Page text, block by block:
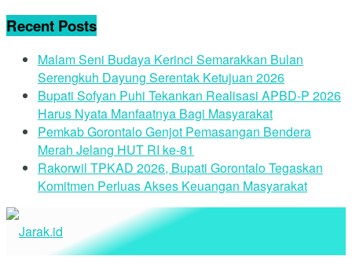
Recent Posts
Malam Seni Budaya Kerinci Semarakkan Bulan
Serengkuh Dayung Serentak Ketujuan 2026
Bupati Sofyan Puhi Tekankan Realisasi APBD-P 2026
Harus Nyata Manfaatnya Bagi Masyarakat
Pemkab Gorontalo Genjot Pemasangan Bendera
Merah Jelang HUT RI ke-81
Rakorwil TPKAD 2026, Bupati Gorontalo Tegaskan
Komitmen Perluas Akses Keuangan Masyarakat